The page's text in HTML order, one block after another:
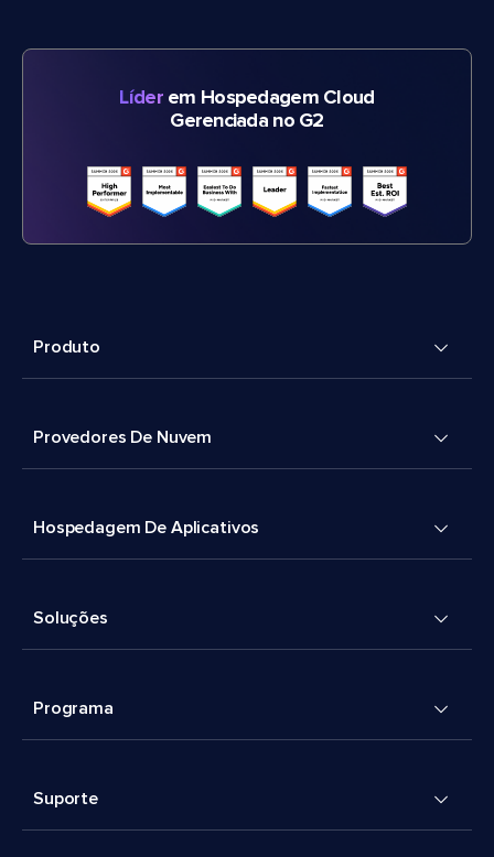
Líderem Hospedagem Cloud
Gerenciada no G2
Produto
Provedores De Nuvem
Hospedagem De Aplicativos
Soluções
Programa
Suporte